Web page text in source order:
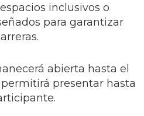
inclusivos o
para garantizar
abierta hasta el
presentar hasta